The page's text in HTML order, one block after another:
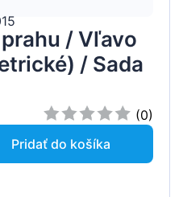
/ Vľavo
/ Sada
(0)
Pridať do košíka